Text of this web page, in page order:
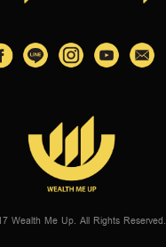
Wealth Me Up. All Rights Reserved.